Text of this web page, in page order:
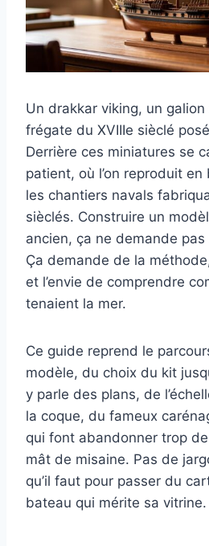
Un drakkar viking, un
frégate du XVIIIe sièclé
Derrière ces miniatures se
patient, où l’on reproduit
les chantiers navals
sièclés. Construire un
ancien, ça ne demande pas
Ça demande de la
et l’envie de comprendre
tenaient la mer.
Ce guide reprend le
modèle, du choix du kit
y parle des plans, de
la coque, du fameux
qui font abandonner trop
mât de misaine. Pas de
qu’il faut pour passer du
bateau qui mérite sa vitrine.